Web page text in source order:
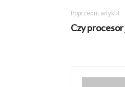
Poprzedni artykuł
Czy